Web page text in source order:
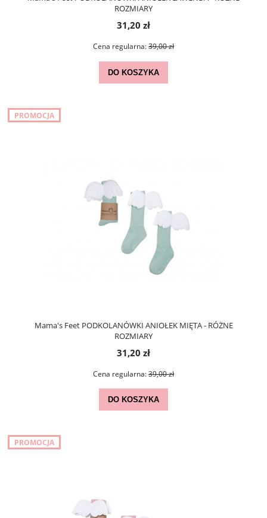
ROZMIARY
31,20 zł
Cena regularna:39,00 zł
DO KOSZYKA
Mama's Feet PODKOLANÓWKI ANIOŁEK MIĘTA - RÓŻNE
ROZMIARY
31,20 zł
Cena regularna:39,00 zł
DO KOSZYKA
PROMOCJA
PROMOCJA